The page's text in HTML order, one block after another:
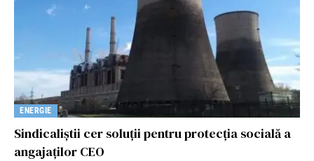
ENERGIE
Sindicaliștii cer soluții pentru protecția socială a
angajaților CEO